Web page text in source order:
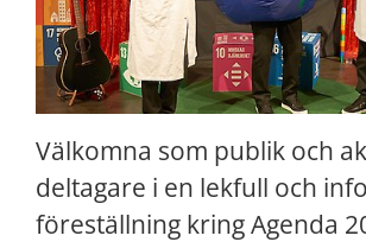
Välkomna som publik och
deltagare i en lekfull och
föreställning kring Agenda